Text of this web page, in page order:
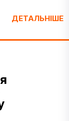
ДЕТАЛЬНІШЕ